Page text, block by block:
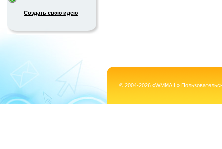
Создать свою идею
© 2004-2026 «WMMAIL»